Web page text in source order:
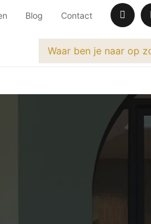
Blog Contact